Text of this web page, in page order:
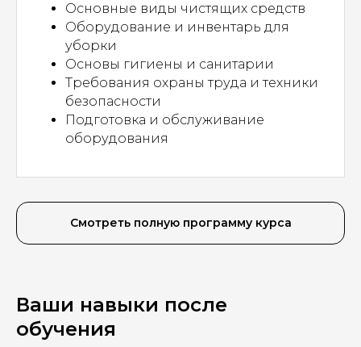
Основные виды чистящих средств
Оборудование и инвентарь для
уборки
Основы гигиены и санитарии
Требования охраны труда и техники
безопасности
Подготовка и обслуживание
оборудования
Смотреть полную программу курса
Ваши навыки после
обучения